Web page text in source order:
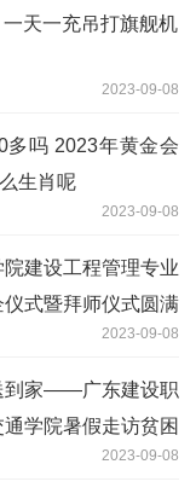
天一充吊打旗舰机
2023-09-08
多吗 2023年黄金会
生肖呢
2023-09-08
建设工程管理专业
式暨拜师仪式圆满
2023-09-08
到家——广东建设职
学院暑假走访贫困
2023-09-08